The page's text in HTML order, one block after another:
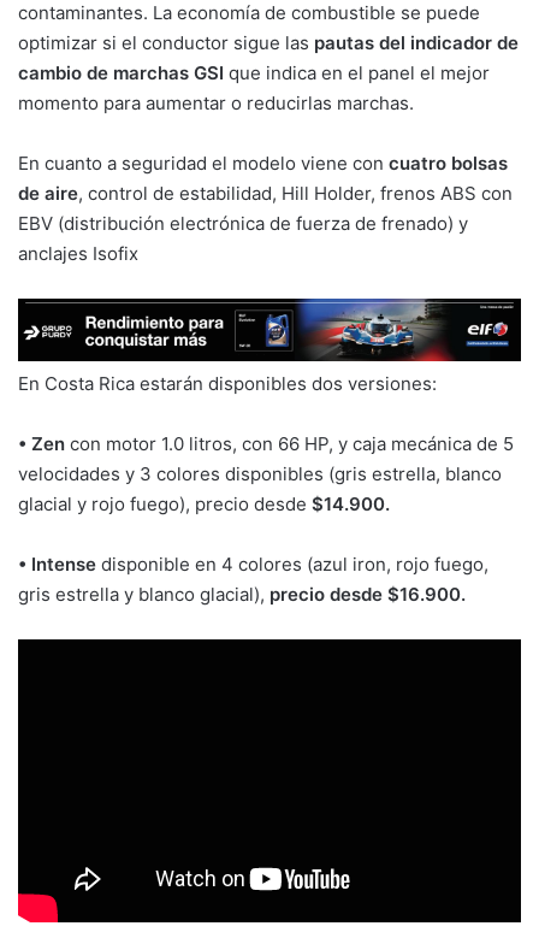
contaminantes. La economía de combustible se puede
optimizar si el conductor sigue las pautas del indicador de
cambio de marchas GSI que indica en el panel el mejor
momento para aumentar o reducirlas marchas.
En cuanto a seguridad el modelo viene con cuatro bolsas
de aire, control de estabilidad, Hill Holder, frenos ABS con
EBV (distribución electrónica de fuerza de frenado) y
anclajes Isofix
En Costa Rica estarán disponibles dos versiones:
• Zen con motor 1.0 litros, con 66 HP, y caja mecánica de 5
velocidades y 3 colores disponibles (gris estrella, blanco
glacial y rojo fuego), precio desde $14.900.
• Intense disponible en 4 colores (azul iron, rojo fuego,
gris estrella y blanco glacial), precio desde $16.900.